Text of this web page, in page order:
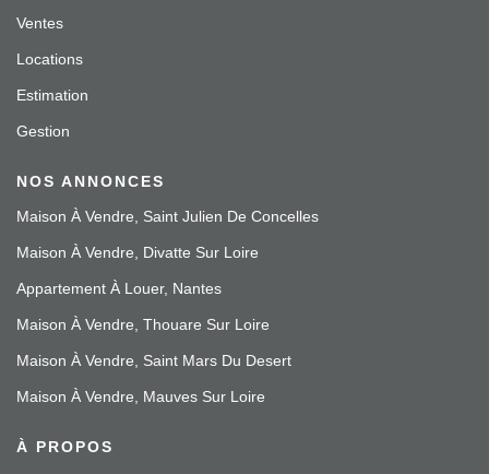
Ventes
Locations
Estimation
Gestion
NOS ANNONCES
Maison À Vendre, Saint Julien De Concelles
Maison À Vendre, Divatte Sur Loire
Appartement À Louer, Nantes
Maison À Vendre, Thouare Sur Loire
Maison À Vendre, Saint Mars Du Desert
Maison À Vendre, Mauves Sur Loire
À PROPOS